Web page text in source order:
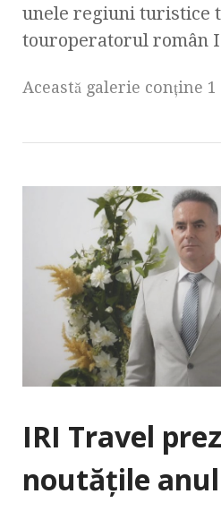
unele regiuni turistice
touroperatorul român
Această galerie conţine
IRI Travel
noutățile